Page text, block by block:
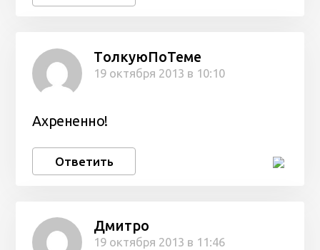
ТoлкуюПоТеме
19 октября 2013 в 10:10
Ахрененно!
Ответить
Дмитро
19 октября 2013 в 11:46